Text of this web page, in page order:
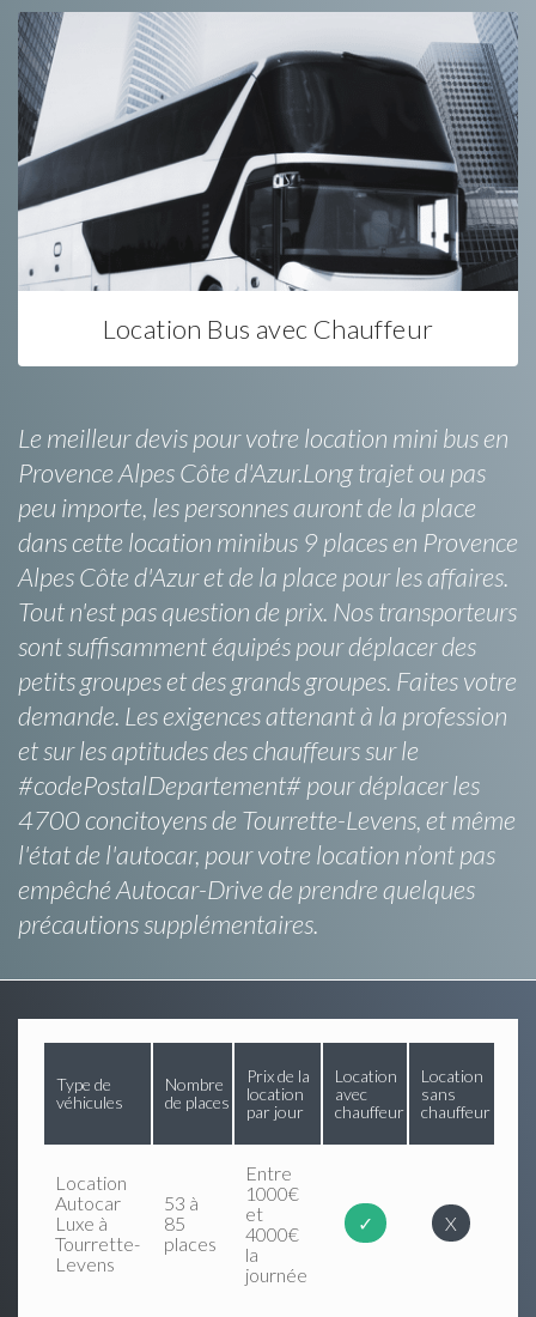
Location Bus avec Chauffeur
Le meilleur devis pour votre location mini bus en
Provence Alpes Côte d'Azur.Long trajet ou pas
peu importe, les personnes auront de la place
dans cette location minibus 9 places en Provence
Alpes Côte d'Azur et de la place pour les affaires.
Tout n'est pas question de prix. Nos transporteurs
sont suffisamment équipés pour déplacer des
petits groupes et des grands groupes. Faites votre
demande. Les exigences attenant à la profession
et sur les aptitudes des chauffeurs sur le
#codePostalDepartement# pour déplacer les
4700 concitoyens de Tourrette-Levens, et même
l'état de l'autocar, pour votre location n’ont pas
empêché Autocar-Drive de prendre quelques
précautions supplémentaires.
Type de
véhicules
Nombre
de places
Prix de la
location
par jour
Location
avec
chauffeur
Location
sans
chauffeur
Location
Autocar
Luxe à
Tourrette-
Levens
53 à
85
places
Entre
1000€
et
4000€
la
journée
✓ X